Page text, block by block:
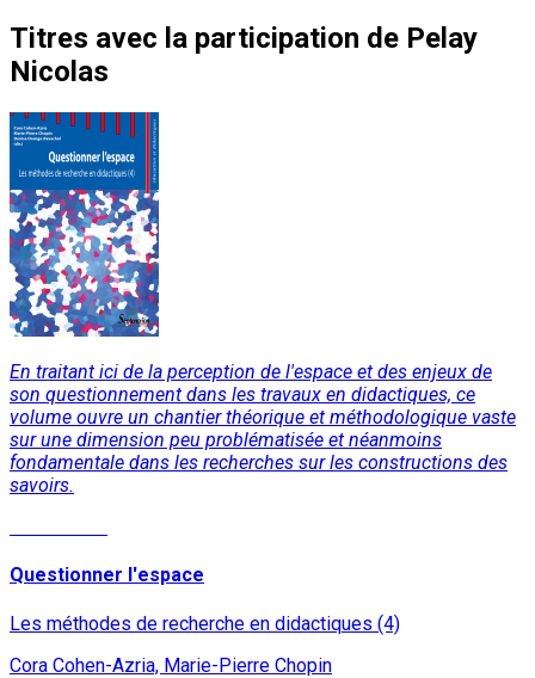
Titres avec la participation de Pelay
Nicolas
En traitant ici de la perception de l'espace et des enjeux de
son questionnement dans les travaux en didactiques, ce
volume ouvre un chantier théorique et méthodologique vaste
sur une dimension peu problématisée et néanmoins
fondamentale dans les recherches sur les constructions des
savoirs.
Questionner l'espace
Les méthodes de recherche en didactiques (4)
Cora Cohen-Azria, Marie-Pierre Chopin